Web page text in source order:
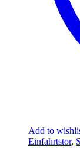
Add to
Einfahrtstor,